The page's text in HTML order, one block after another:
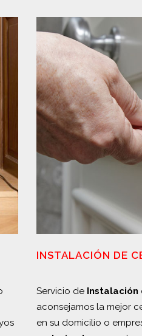
INSTALACIÓN DE
Servicio de Instalación
aconsejamos la mejor
en su domicilio o